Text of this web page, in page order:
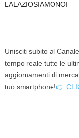
LALAZIOSIAMONOI
Unisciti subito al
tempo reale tutte le
aggiornamenti di
tuo smartphone!👉